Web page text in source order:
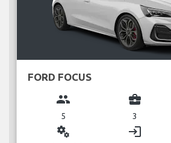
FORD FOCUS
group
5
business_center
3
miscellaneous_services login